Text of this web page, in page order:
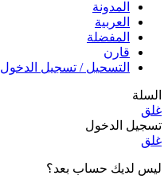
المدونة
العربية
المفضلة
قارن
التسحيل / تسجيل الدخول
السلة
غلق
تسجيل الدخول
غلق
ليس لديك حساب بعد؟